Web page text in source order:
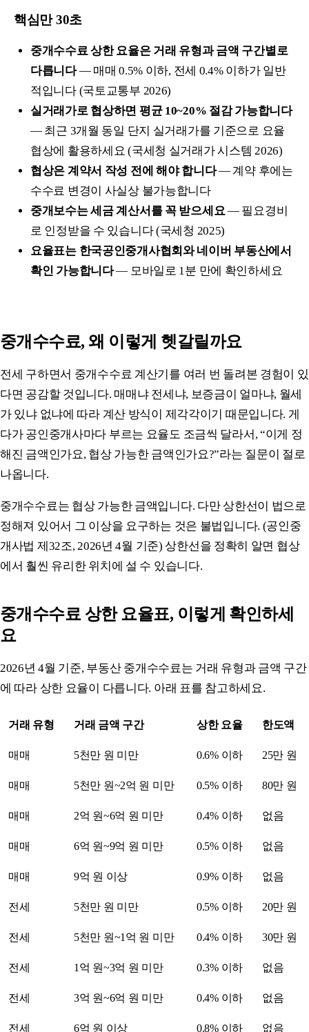
핵심만 30초
중개수수료 상한 요율은 거래 유형과 금액 구간별로
다릅니다— 매매 0.5% 이하, 전세 0.4% 이하가 일반
적입니다 (국토교통부 2026)
실거래가로 협상하면 평균 10~20% 절감 가능합니다
— 최근 3개월 동일 단지 실거래가를 기준으로 요율
협상에 활용하세요 (국세청 실거래가 시스템 2026)
협상은 계약서 작성 전에 해야 합니다— 계약 후에는
수수료 변경이 사실상 불가능합니다
중개보수는 세금 계산서를 꼭 받으세요 — 필요경비
로 인정받을 수 있습니다 (국세청 2025)
요율표는 한국공인중개사협회와 네이버 부동산에서
확인 가능합니다— 모바일로 1분 만에 확인하세요
중개수수료, 왜 이렇게 헷갈릴까요
전세 구하면서 중개수수료 계산기를 여러 번 돌려본 경험이 있
다면 공감할 것입니다. 매매냐 전세냐, 보증금이 얼마냐, 월세
가 있냐 없냐에 따라 계산 방식이 제각각이기 때문입니다. 게
다가 공인중개사마다 부르는 요율도 조금씩 달라서, “이게 정
해진 금액인가요, 협상 가능한 금액인가요?”라는 질문이 절로
나옵니다.
중개수수료는 협상 가능한 금액입니다. 다만 상한선이 법으로
정해져 있어서 그 이상을 요구하는 것은 불법입니다. (공인중
개사법 제32조, 2026년 4월 기준) 상한선을 정확히 알면 협상
에서 훨씬 유리한 위치에 설 수 있습니다.
중개수수료 상한 요율표, 이렇게 확인하세
요
2026년 4월 기준, 부동산 중개수수료는 거래 유형과 금액 구간
에 따라 상한 요율이 다릅니다. 아래 표를 참고하세요.
거래 유형 거래 금액 구간 상한 요율 한도액
매매 5천만 원 미만 0.6% 이하 25만 원
매매 5천만 원~2억 원 미만 0.5% 이하 80만 원
매매 2억 원~6억 원 미만 0.4% 이하 없음
매매 6억 원~9억 원 미만 0.5% 이하 없음
매매 9억 원 이상 0.9% 이하 없음
전세 5천만 원 미만 0.5% 이하 20만 원
전세 5천만 원~1억 원 미만 0.4% 이하 30만 원
전세 1억 원~3억 원 미만 0.3% 이하 없음
전세 3억 원~6억 원 미만 0.4% 이하 없음
전세 6억 원 이상 0.8% 이하 없음